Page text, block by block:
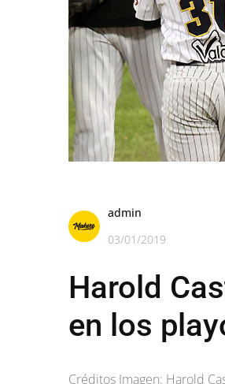
admin
03/01/2019
Harold
en los
Créditos Imagen: Harold